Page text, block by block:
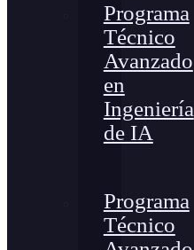
Programa
Técnico
Avanzado
en
Ingeniería
de IA
Programa
Técnico